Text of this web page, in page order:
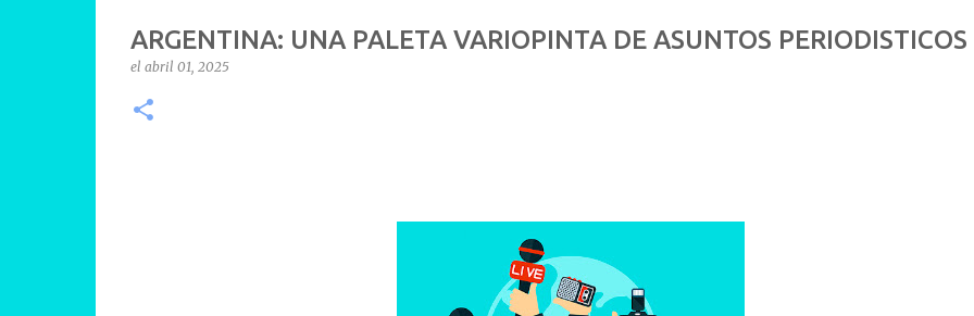
ARGENTINA: UNA PALETA VARIOPINTA DE ASUNTOS PERIODISTICOS
el abril 01, 2025